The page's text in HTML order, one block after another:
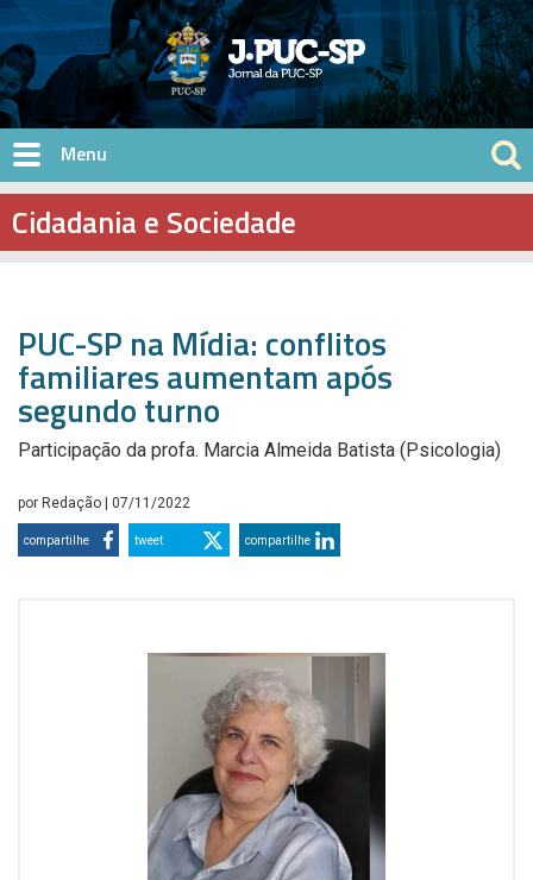
Pular para o conteúdo principal
Cidadania e Sociedade
PUC-SP na Mídia: conflitos
familiares aumentam após
segundo turno
Participação da profa. Marcia Almeida Batista (Psicologia)
por Redação | 07/11/2022
compartilhe tweet compartilhe